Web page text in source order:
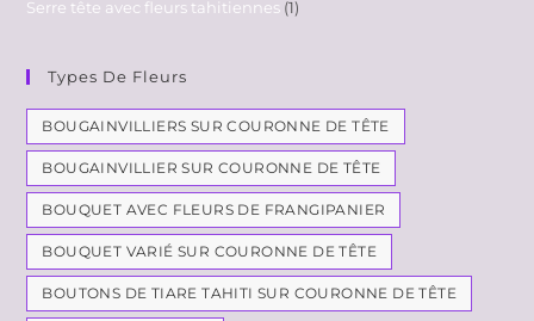
Serre tête avec fleurs tahitiennes 1
Types De Fleurs
BOUGAINVILLIERS SUR COURONNE DE TÊTE
BOUGAINVILLIER SUR COURONNE DE TÊTE
BOUQUET AVEC FLEURS DE FRANGIPANIER
BOUQUET VARIÉ SUR COURONNE DE TÊTE
BOUTONS DE TIARE TAHITI SUR COURONNE DE TÊTE